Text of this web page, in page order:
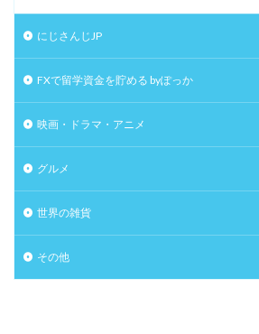
にじさんじJP
FXで留学資金を貯める byぽっか
映画・ドラマ・アニメ
グルメ
世界の雑貨
その他